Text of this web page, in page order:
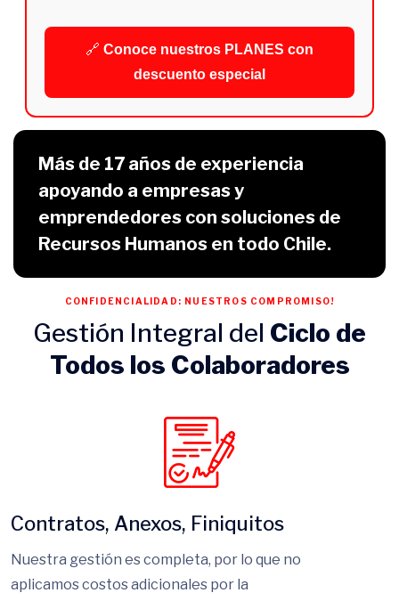
Conoce nuestros PLANES con
descuento especial
Más de 17 años de experiencia
apoyando a empresas y
emprendedores con soluciones de
CONFIDENCIALIDAD: NUESTROS COMPROMISO!
Gestión Integral delCiclo de
Contratos, Anexos, Finiquitos
Nuestra gestión es completa, por lo que no